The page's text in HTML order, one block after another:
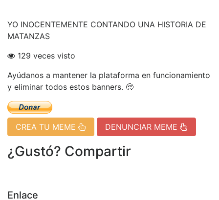
YO INOCENTEMENTE CONTANDO UNA HISTORIA DE
MATANZAS
129 veces visto
Ayúdanos a mantener la plataforma en funcionamiento
y eliminar todos estos banners. 🥺
CREA TU MEME DENUNCIAR MEME
¿Gustó? Compartir
Enlace